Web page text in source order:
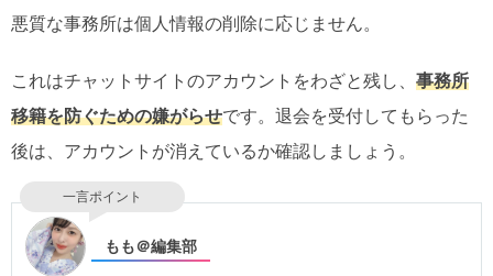
悪質な事務所は個人情報の削除に応じません。
これはチャットサイトのアカウントをわざと残し、 事務所
移籍を防ぐための嫌がらせです。退会を受付してもらった
後は、アカウントが消えているか確認しましょう。
一言ポイント
もも＠編集部